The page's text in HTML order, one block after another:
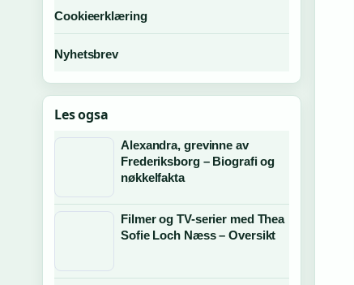
Cookieerklæring
Nyhetsbrev
Les ogsa
Alexandra, grevinne av
Frederiksborg – Biografi og
nøkkelfakta
Filmer og TV-serier med Thea
Sofie Loch Næss – Oversikt